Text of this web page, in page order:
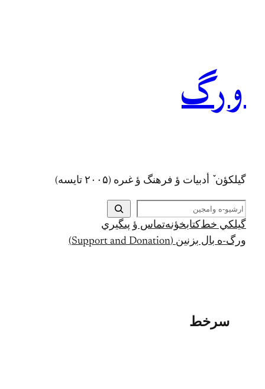
ورگ
گيلکؤن ٚ أدبیات ؤ فرهنگ ؤ غىره (۲۰۰۵ تايسه)
ج
س
ت
ج
گيلکي خط کتابخؤنهتماس ؤ پىگيري
ورگ-ه بال بزنين (Support and Donation)
سرخط